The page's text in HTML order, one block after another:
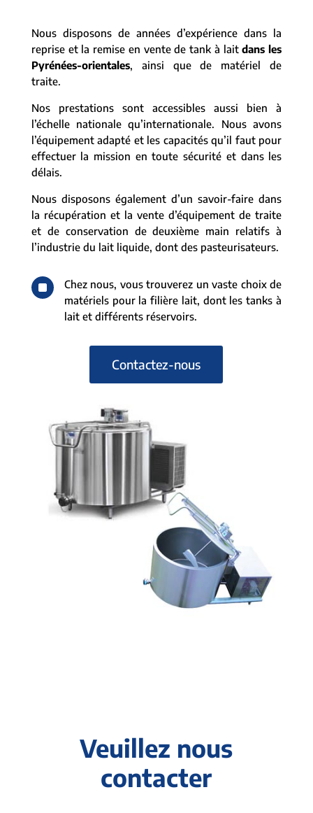
Nous disposons de années d’expérience dans la
reprise et la remise en vente de tank à laitdans les
Pyrénées-orientales, ainsi que de matériel de
traite.
Nos prestations sont accessibles aussi bien à
l’échelle nationale qu’internationale. Nous avons
l’équipement adapté et les capacités qu’il faut pour
effectuer la mission en toute sécurité et dans les
délais.
Nous disposons également d’un savoir-faire dans
la récupération et la vente d’équipement de traite
et de conservation de deuxième main relatifs à
l’industrie du lait liquide, dont des pasteurisateurs.
^
Chez nous, vous trouverez un vaste choix de
matériels pour la filière lait, dont les tanks à
lait et différents réservoirs.
Contactez-nous
Veuillez nous
contacter